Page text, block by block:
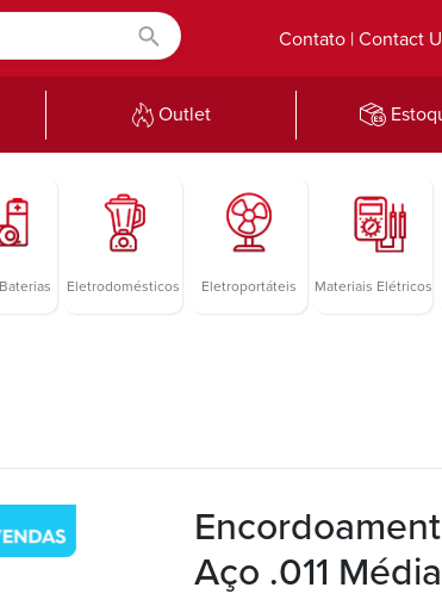
Contato | Contact
Outlet
Eletrodomésticos Eletroportáteis Materiais Elétricos
Aço .011